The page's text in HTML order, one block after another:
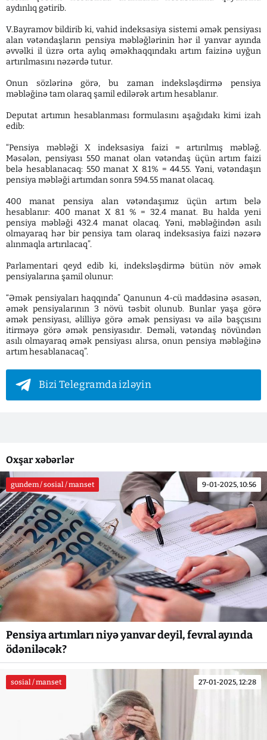
aydınlıq gətirib.
V.Bayramov bildirib ki, vahid indeksasiya sistemi əmək pensiyası
alan vətəndaşların pensiya məbləğlərinin hər il yanvar ayında
əvvəlki il üzrə orta aylıq əməkhaqqındakı artım faizinə uyğun
artırılmasını nəzərdə tutur.
Onun sözlərinə görə, bu zaman indeksləşdirmə pensiya
məbləğinə tam olaraq şamil edilərək artım hesablanır.
Deputat artımın hesablanması formulasını aşağıdakı kimi izah
edib:
“Pensiya məbləği X indeksasiya faizi = artırılmış məbləğ.
Məsələn, pensiyası 550 manat olan vətəndaş üçün artım faizi
belə hesablanacaq: 550 manat X 8.1% = 44.55. Yəni, vətəndaşın
pensiya məbləği artımdan sonra 594.55 manat olacaq.
400 manat pensiya alan vətəndaşımız üçün artım belə
hesablanır: 400 manat X 8.1 % = 32.4 manat. Bu halda yeni
pensiya məbləği 432.4 manat olacaq. Yəni, məbləğindən asılı
olmayaraq hər bir pensiya tam olaraq indeksasiya faizi nəzərə
alınmaqla artırılacaq”.
Parlamentari qeyd edib ki, indeksləşdirmə bütün növ əmək
pensiyalarına şamil olunur:
“Əmək pensiyaları haqqında” Qanunun 4-cü maddəsinə əsasən,
əmək pensiyalarının 3 növü təsbit olunub. Bunlar yaşa görə
əmək pensiyası, əlilliyə görə əmək pensiyası və ailə başçısını
itirməyə görə əmək pensiyasıdır. Deməli, vətəndaş növündən
asılı olmayaraq əmək pensiyası alırsa, onun pensiya məbləğinə
artım hesablanacaq”.
Bizi Telegramda izləyin
Oxşar xəbərlər
gundem / sosial / manset 9-01-2025, 10:56
Pensiya artımları niyə yanvar deyil, fevral ayında
ödəniləcək?
sosial / manset 27-01-2025, 12:28